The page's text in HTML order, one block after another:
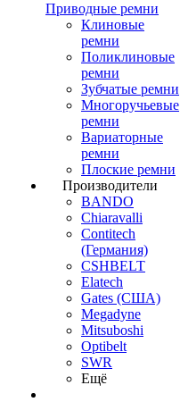
Приводные ремни
Клиновые
ремни
Поликлиновые
ремни
Зубчатые ремни
Многоручьевые
ремни
Вариаторные
ремни
Плоские ремни
Производители
BANDO
Chiaravalli
Contitech
(Германия)
CSHBELT
Elatech
Gates (США)
Megadyne
Mitsuboshi
Optibelt
SWR
Ещё